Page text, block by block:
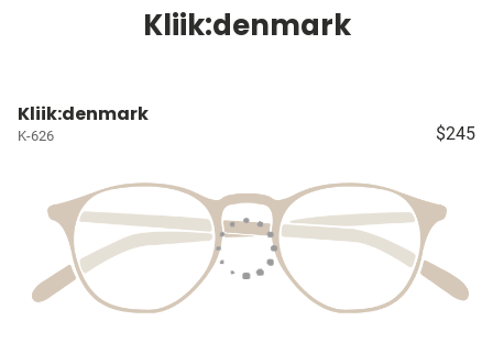
Kliik:denmark
Kliik:denmark
K-626 $245